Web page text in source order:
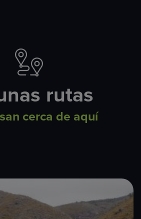
rutas
cerca de aquí